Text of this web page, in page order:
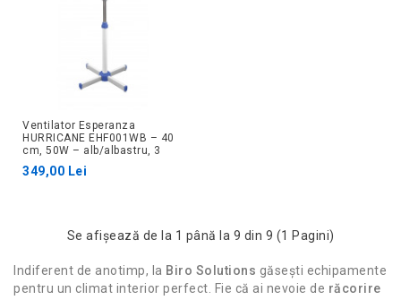
Ventilator Esperanza
HURRICANE EHF001WB – 40
cm, 50W – alb/albastru, 3
trepte
349,00 Lei
Se afişează de la 1 până la 9 din 9 (1 Pagini)
Indiferent de anotimp, la Biro Solutions găsești echipamente
pentru un climat interior perfect. Fie că ai nevoie de răcorire